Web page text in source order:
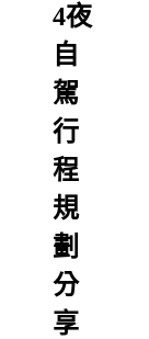
4夜
自
駕
行
程
規
劃
分
享